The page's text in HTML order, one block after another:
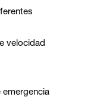
velocidad